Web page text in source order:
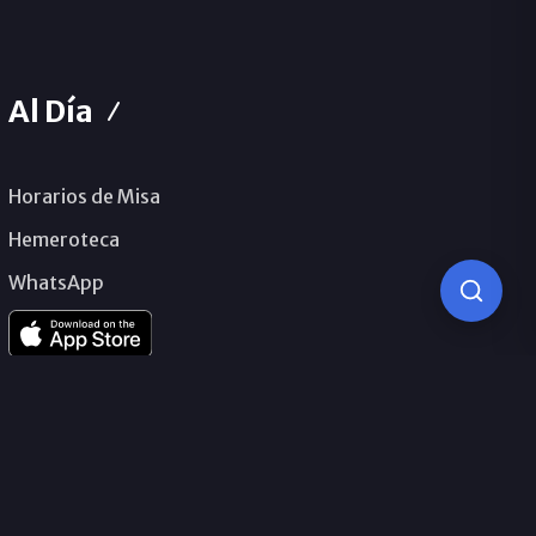
Al Día
Horarios de Misa
Hemeroteca
WhatsApp